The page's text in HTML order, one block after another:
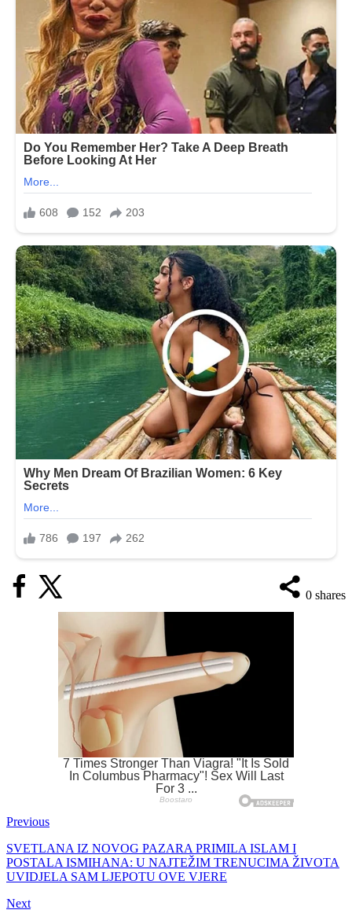
0 shares
Previous
SVETLANA IZ NOVOG PAZARA PRIMILA ISLAM I
POSTALA ISMIHANA: U NAJTEŽIM TRENUCIMA ŽIVOTA
UVIDJELA SAM LJEPOTU OVE VJERE
Next